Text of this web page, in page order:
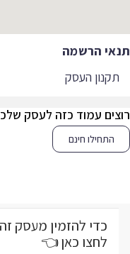
הרשמה
תקנון העסק
עמוד כזה לעסק שלכם?
התחילו חינם
כדי להזמין מעסק זה
לחצו כאן 👈